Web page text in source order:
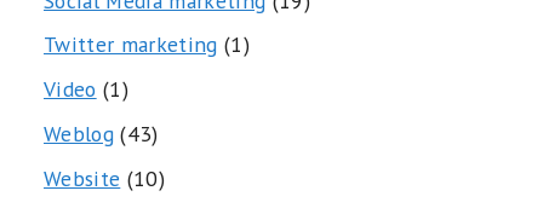
Twitter marketing (1)
Video (1)
Weblog(43)
Website (10)